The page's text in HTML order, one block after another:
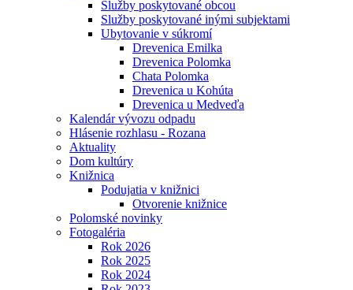
Služby poskytované obcou
Služby poskytované inými subjektami
Ubytovanie v súkromí
Drevenica Emilka
Drevenica Polomka
Chata Polomka
Drevenica u Kohúta
Drevenica u Medveďa
Kalendár vývozu odpadu
Hlásenie rozhlasu - Rozana
Aktuality
Dom kultúry
Knižnica
Podujatia v knižnici
Otvorenie knižnice
Polomské novinky
Fotogaléria
Rok 2026
Rok 2025
Rok 2024